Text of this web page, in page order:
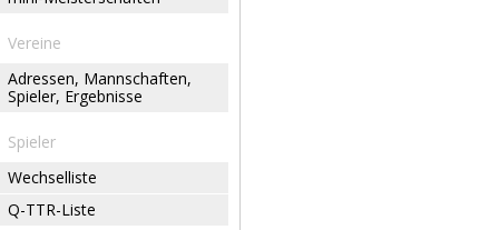
Vereine
Adressen, Mannschaften,
Spieler, Ergebnisse
Spieler
Wechselliste
Q-TTR-Liste